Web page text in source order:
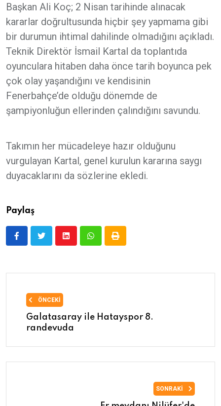
Başkan Ali Koç; 2 Nisan tarihinde alınacak
kararlar doğrultusunda hiçbir şey yapmama gibi
bir durumun ihtimal dahilinde olmadığını açıkladı.
Teknik Direktör İsmail Kartal da toplantıda
oyunculara hitaben daha önce tarih boyunca pek
çok olay yaşandığını ve kendisinin
Fenerbahçe’de olduğu dönemde de
şampiyonluğun ellerinden çalındığını savundu.
Takımın her mücadeleye hazır olduğunu
vurgulayan Kartal, genel kurulun kararına saygı
duyacaklarını da sözlerine ekledi.
Paylaş
ÖNCEKI
Galatasaray ile Hatayspor 8.
randevuda
SONRAKI